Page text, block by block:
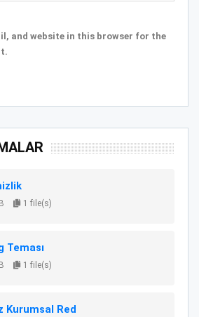
and website in this browser for the
1 file(s)
Teması
1 file(s)
Kurumsal Red